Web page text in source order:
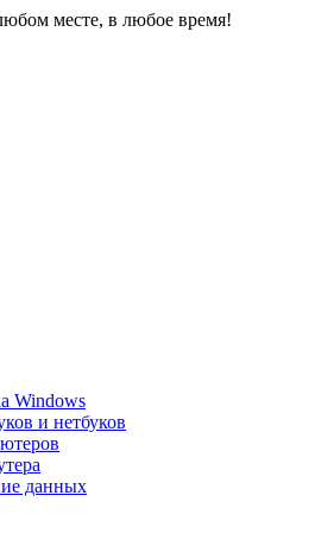
месте, в любое время!
Windows
и нетбуков
данных